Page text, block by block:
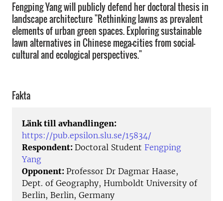
Fengping Yang will publicly defend her doctoral thesis in
landscape architecture "Rethinking lawns as prevalent
elements of urban green spaces. Exploring sustainable
lawn alternatives in Chinese mega-cities from social-
cultural and ecological perspectives."
Fakta
Länk till avhandlingen:
https://pub.epsilon.slu.se/15834/
Respondent: Doctoral Student Fengping
Yang
Opponent: Professor Dr Dagmar Haase,
Dept. of Geography, Humboldt University of
Berlin, Berlin, Germany